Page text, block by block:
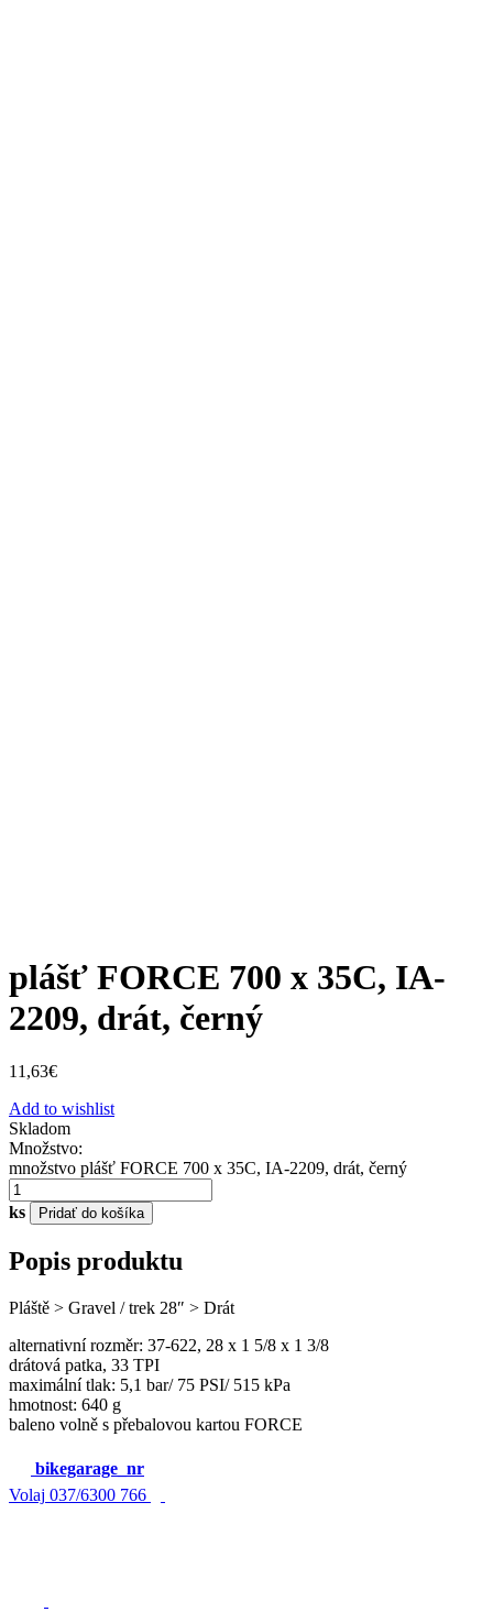
plášť FORCE 700 x 35C, IA-
2209, drát, černý
11,63€
Add to wishlist
Skladom
Množstvo:
množstvo plášť FORCE 700 x 35C, IA-2209, drát, černý
ks Pridať do košíka
Popis produktu
Pláště > Gravel / trek 28″ > Drát
alternativní rozměr: 37-622, 28 x 1 5/8 x 1 3/8
drátová patka, 33 TPI
maximální tlak: 5,1 bar/ 75 PSI/ 515 kPa
hmotnost: 640 g
baleno volně s přebalovou kartou FORCE
bikegarage_nr
Volaj 037/6300 766